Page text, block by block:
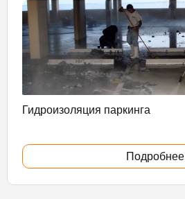
Гидроизоляция паркинга
Подробнее